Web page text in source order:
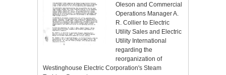
Oleson and Commercial
Operations Manager A.
R. Collier to Electric
Utility Sales and Electric
Utility International
regarding the
reorganization of
Westinghouse Electric Corporation's Steam